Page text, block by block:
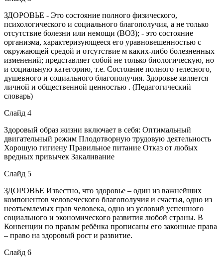
ЗДОРОВЬЕ - Это состояние полного физического,
психологического и социального благополучия, а не только
отсутствие болезни или немощи (ВОЗ); - это состояние
организма, характеризующееся его уравновешенностью с
окружающей средой и отсутствие м каких-либо болезненных
изменений; представляет собой не только биологическую, но
и социальную категорию, т.е. Состояние полного телесного,
душевного и социального благополучия. Здоровье является
личной и общественной ценностью . (Педагогический
словарь)
Слайд 4
Здоровый образ жизни включает в себя: Оптимальный
двигательный режим Плодотворную трудовую деятельность
Хорошую гигиену Правильное питание Отказ от любых
вредных привычек Закаливание
Слайд 5
ЗДОРОВЬЕ Известно, что здоровье – один из важнейших
компонентов человеческого благополучия и счастья, одно из
неотъемлемых прав человека, одно из условий успешного
социального и экономического развития любой страны. В
Конвенции по правам ребёнка прописаны его законные права
– право на здоровый рост и развитие.
Слайд 6